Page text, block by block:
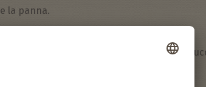
la panna.
i frutti di bosco freschi con un po' di